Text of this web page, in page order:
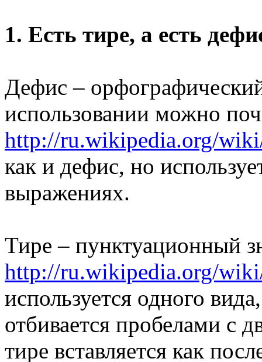
1. Есть тире, а есть
Дефис –
использовании можно
http://ru.wikipedia.org/
как и дефис, но
выражениях.
Тире – пунктуационный
http://ru.wikipedia.org/
используется одного
отбивается пробелами с
тире вставляется как